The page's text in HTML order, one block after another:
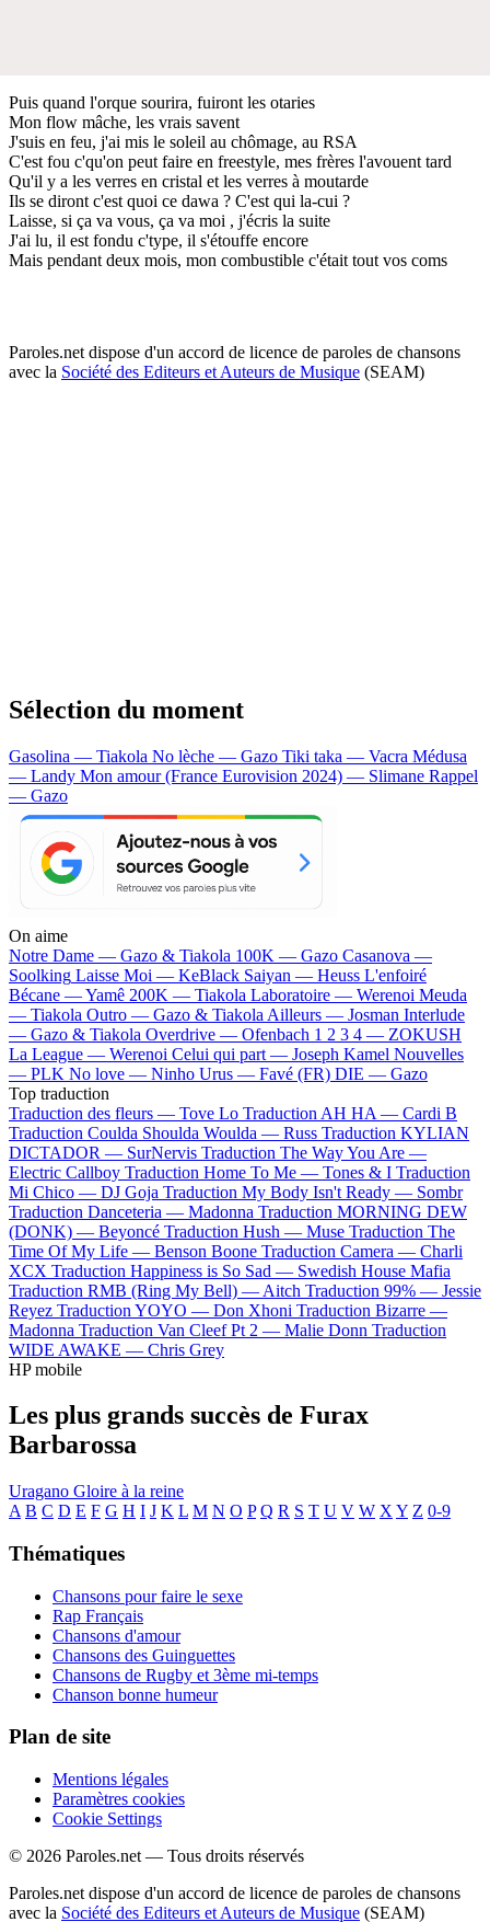
Puis quand l'orque sourira, fuiront les otaries
Mon flow mâche, les vrais savent
J'suis en feu, j'ai mis le soleil au chômage, au RSA
C'est fou c'qu'on peut faire en freestyle, mes frères l'avouent tard
Qu'il y a les verres en cristal et les verres à moutarde
Ils se diront c'est quoi ce dawa ? C'est qui la-cui ?
Laisse, si ça va vous, ça va moi , j'écris la suite
J'ai lu, il est fondu c'type, il s'étouffe encore
Mais pendant deux mois, mon combustible c'était tout vos coms
Paroles.net dispose d'un accord de licence de paroles de chansons
avec la Société des Editeurs et Auteurs de Musique (SEAM)
Sélection du moment
Gasolina — Tiakola No lèche — Gazo Tiki taka — Vacra Médusa
— Landy Mon amour (France Eurovision 2024) — Slimane Rappel
— Gazo
On aime
Notre Dame — Gazo & Tiakola 100K — Gazo Casanova —
Soolking Laisse Moi — KeBlack Saiyan — Heuss L'enfoiré
Bécane —Yamê 200K — Tiakola Laboratoire — Werenoi Meuda
— Tiakola Outro — Gazo & Tiakola Ailleurs — Josman Interlude
— Gazo & Tiakola Overdrive — Ofenbach 1 2 3 4 — ZOKUSH
La League — Werenoi Celui qui part — Joseph Kamel Nouvelles
— PLK No love — Ninho Urus — Favé (FR) DIE — Gazo
Top traduction
Traduction des fleurs — Tove Lo Traduction AH HA — Cardi B
Traduction Coulda Shoulda Woulda — Russ Traduction KYLIAN
DICTADOR — SurNervis Traduction The Way You Are —
Electric Callboy Traduction Home To Me — Tones & I Traduction
Mi Chico — DJ Goja Traduction My Body Isn't Ready — Sombr
Traduction Danceteria — Madonna Traduction MORNING DEW
(DONK) — Beyoncé Traduction Hush — Muse Traduction The
Time Of My Life — Benson Boone Traduction Camera — Charli
XCX Traduction Happiness is So Sad — Swedish House Mafia
Traduction RMB (Ring My Bell) — Aitch Traduction 99% — Jessie
Reyez Traduction YOYO — Don Xhoni Traduction Bizarre —
Madonna Traduction Van Cleef Pt 2 — Malie Donn Traduction
WIDE AWAKE — Chris Grey
HP mobile
Les plus grands succès de Furax
Barbarossa
Uragano Gloire à la reine
A B C D E F G H I J K L M N O P Q R S T U V W X Y Z 0-9
Thématiques
Chansons pour faire le sexe
Rap Français
Chansons d'amour
Chansons des Guinguettes
Chansons de Rugby et 3ème mi-temps
Chanson bonne humeur
Plan de site
Mentions légales
Paramètres cookies
Cookie Settings
© 2026 Paroles.net — Tous droits réservés
Paroles.net dispose d'un accord de licence de paroles de chansons
avec la Société des Editeurs et Auteurs de Musique (SEAM)